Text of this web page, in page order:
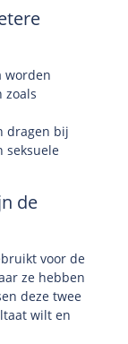
worden
zoals
dragen bij
seksuele
de
voor de
ze hebben
deze twee
wilt en